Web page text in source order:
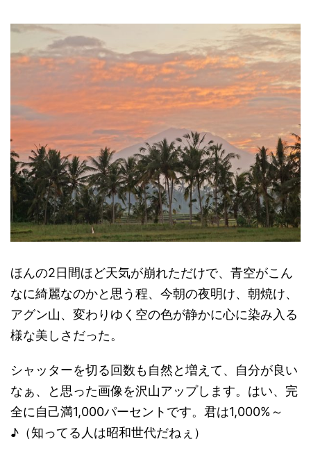
ほんの2日間ほど天気が崩れただけで、青空がこん
なに綺麗なのかと思う程、今朝の夜明け、朝焼け、
アグン山、変わりゆく空の色が静かに心に染み入る
様な美しさだった。
シャッターを切る回数も自然と増えて、自分が良い
なぁ、と思った画像を沢山アップします。はい、完
全に自己満1,000パーセントです。君は1,000%～
♪（知ってる人は昭和世代だねぇ）